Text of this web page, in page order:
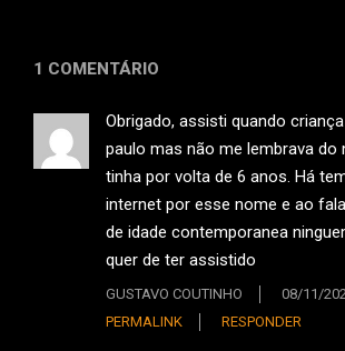
1 COMENTÁRIO
Obrigado, assisti quando
paulo mas não me lembrava do
tinha por volta de 6 anos. Há
internet por esse nome e ao
de idade contemporanea
quer de ter assistido
GUSTAVO COUTINHO
08/11/
PERMALINK
RESPONDER